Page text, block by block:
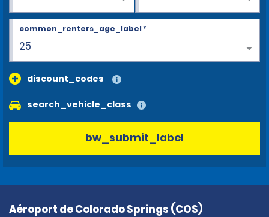
25
common_renters_age_label*
discount_codes
search_vehicle_class
bw_submit_label
Aéroport de Colorado Springs (COS)